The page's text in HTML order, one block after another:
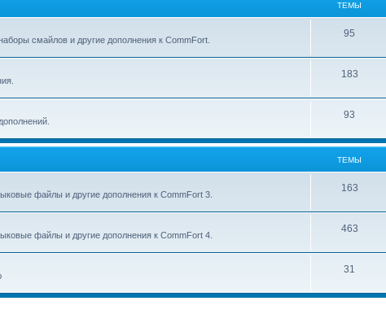
ТЕМЫ
смайлов и другие дополнения к CommFort.
95
183
93
ТЕМЫ
файлы и другие дополнения к CommFort 3.
163
файлы и другие дополнения к CommFort 4.
463
31